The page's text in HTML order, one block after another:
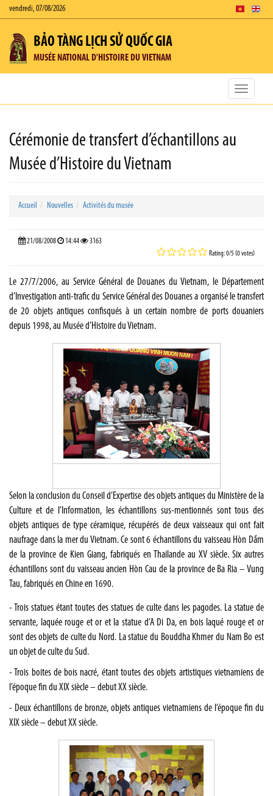
vendredi, 07/08/2026
BẢO TÀNG LỊCH SỬ QUỐC GIA
MUSÉE NATIONAL D'HISTOIRE DU VIETNAM
Toggle
Cérémonie de transfert d’échantillons au
Musée d’Histoire du Vietnam
Accueil Nouvelles Activités du musée
21/08/2008 14:44 3163
Rating: 0/5 (0 votes)
Le 27/7/2006, au Service Général de Douanes du Vietnam, le Département
d’Investigation anti-trafic du Service Général des Douanes a organisé le transfert
de 20 objets antiques confisqués à un certain nombre de ports douaniers
depuis 1998, au Musée d’Histoire du Vietnam.
Selon la conclusion du Conseil d’Expertise des objets antiques du Ministère de la
Culture et de l’Information, les échantillons sus-mentionnés sont tous des
objets antiques de type céramique, récupérés de deux vaisseaux qui ont fait
naufrage dans la mer du Vietnam. Ce sont 6 échantillons du vaisseau Hòn Dầm
de la province de Kien Giang, fabriqués en Thailande au XV siècle. Six autres
échantillons sont du vaisseau ancien Hòn Cau de la province de Ba Ria – Vung
Tau, fabriqués en Chine en 1690.
- Trois statues étant toutes des statues de culte dans les pagodes. La statue de
servante, laquée rouge et or et la statue d’A Di Da, en bois laqué rouge et or
sont des objets de culte du Nord. La statue du Bouddha Khmer du Nam Bo est
un objet de culte du Sud.
- Trois boites de bois nacré, étant toutes des objets artistiques vietnamiens de
l’époque fin du XIX siècle – debut XX siècle.
- Deux échantillons de bronze, objets antiques vietnamiens de l’époque fin du
XIX siècle – debut XX siècle.